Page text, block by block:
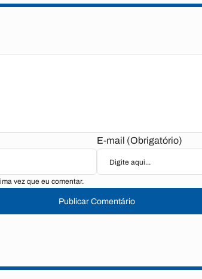
E-mail (Obrigatório)
vez que eu comentar.
Publicar Comentário